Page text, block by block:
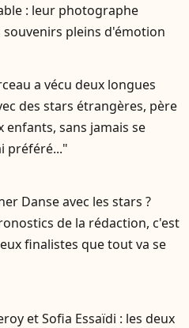
: leur photographe
souvenirs pleins d'émotion
a vécu deux longues
des stars étrangères, père
enfants, sans jamais se
préféré..."
Danse avec les stars ?
de la rédaction, c'est
finalistes que tout va se
et Sofia Essaïdi : les deux